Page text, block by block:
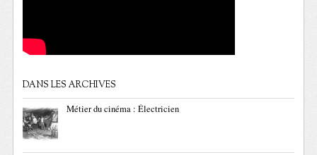
DANS LES ARCHIVES
Métier du cinéma : Électricien